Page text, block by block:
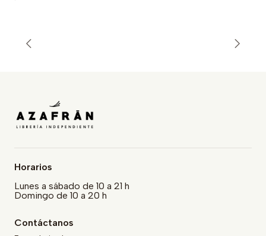
Horarios
Lunes a sábado de 10 a 21 h
Domingo de 10 a 20 h
Contáctanos